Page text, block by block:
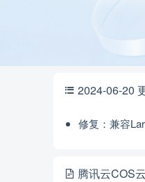
2024-06-20
修复：兼容
腾讯云COS